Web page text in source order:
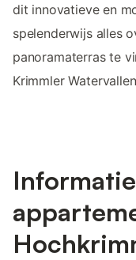
dit innovatieve en
spelenderwijs alles
panoramaterras te
Krimmler